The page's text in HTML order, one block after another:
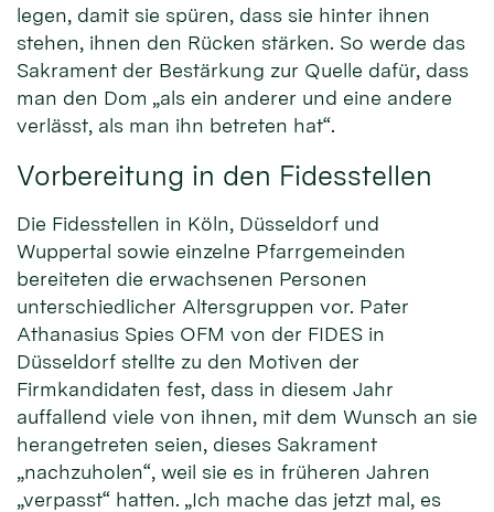
legen, damit sie spüren, dass sie hinter ihnen
stehen, ihnen den Rücken stärken. So werde das
Sakrament der Bestärkung zur Quelle dafür, dass
man den Dom „als ein anderer und eine andere
verlässt, als man ihn betreten hat“.
Vorbereitung in den Fidesstellen
Die Fidesstellen in Köln, Düsseldorf und
Wuppertal sowie einzelne Pfarrgemeinden
bereiteten die erwachsenen Personen
unterschiedlicher Altersgruppen vor. Pater
Athanasius Spies OFM von der FIDES in
Düsseldorf stellte zu den Motiven der
Firmkandidaten fest, dass in diesem Jahr
auffallend viele von ihnen, mit dem Wunsch an sie
herangetreten seien, dieses Sakrament
„nachzuholen“, weil sie es in früheren Jahren
„verpasst“ hatten. „Ich mache das jetzt mal, es